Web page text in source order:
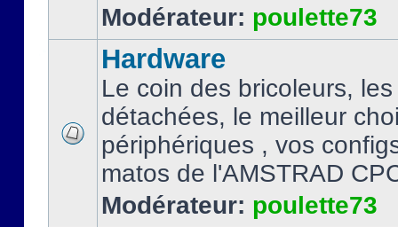
Modérateur: poulette73
Hardware
Le coin des bricoleurs,
détachées, le meilleur
périphériques , vos
matos de l'AMSTRAD
Modérateur: poulette73